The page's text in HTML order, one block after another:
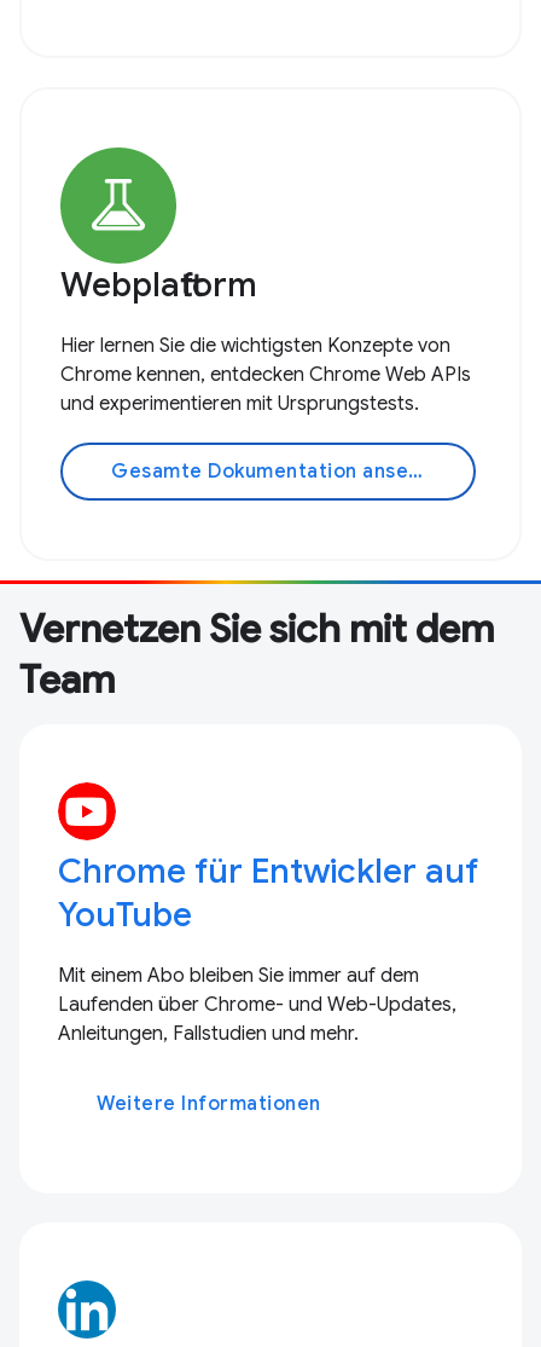
Webplattform
Hier lernen Sie die wichtigsten Konzepte von
Chrome kennen, entdecken Chrome Web APIs
und experimentieren mit Ursprungstests.
Gesamte Dokumentation ansehen
Vernetzen Sie sich mit dem
Team
Chrome für Entwickler auf
YouTube
Mit einem Abo bleiben Sie immer auf dem
Laufenden über Chrome- und Web-Updates,
Anleitungen, Fallstudien und mehr.
Weitere Informationen